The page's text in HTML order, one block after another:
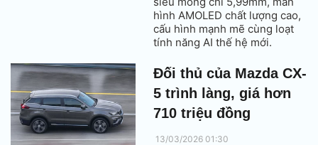
hình AMOLED chất lượng cao,
cấu hình mạnh mẽ cùng loạt
tính năng AI thế hệ mới.
Đối thủ của Mazda CX-
5 trình làng, giá hơn
710 triệu đồng
13/03/2026 01:30